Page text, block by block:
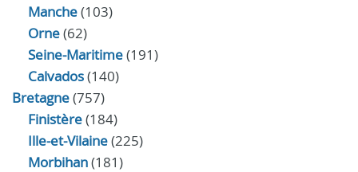
Manche(103)
Orne(62)
Seine-Maritime(191)
Calvados(140)
Bretagne(757)
Finistère(184)
Ille-et-Vilaine(225)
Morbihan(181)